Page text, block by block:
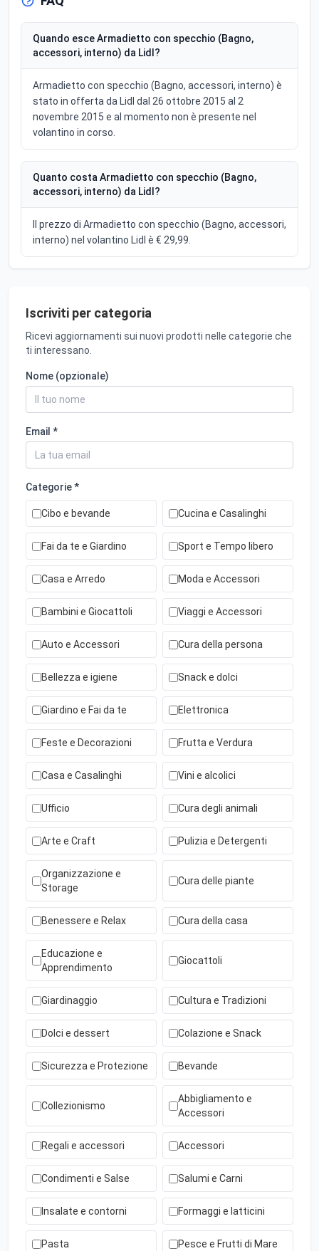
Quando esce Armadietto con specchio (Bagno,
accessori, interno) da Lidl?
Armadietto con specchio (Bagno, accessori, interno) è
stato in offerta da Lidl dal 26 ottobre 2015 al 2
novembre 2015 e al momento non è presente nel
volantino in corso.
Quanto costa Armadietto con specchio (Bagno,
accessori, interno) da Lidl?
Il prezzo di Armadietto con specchio (Bagno, accessori,
interno) nel volantino Lidl è € 29,99.
Iscriviti per categoria
Ricevi aggiornamenti sui nuovi prodotti nelle categorie che
ti interessano.
Nome (opzionale)
Email *
Categorie *
Cibo e bevande Cucina e Casalinghi
Fai da te e Giardino Sport e Tempo libero
Casa e Arredo Moda e Accessori
Bambini e Giocattoli Viaggi e Accessori
Auto e Accessori Cura della persona
Bellezza e igiene Snack e dolci
Giardino e Fai da te Elettronica
Feste e Decorazioni Frutta e Verdura
Casa e Casalinghi Vini e alcolici
Ufficio Cura degli animali
Arte e Craft Pulizia e Detergenti
Organizzazione e
Storage
Cura delle piante
Benessere e Relax Cura della casa
Educazione e
Apprendimento
Giocattoli
Giardinaggio Cultura e Tradizioni
Dolci e dessert Colazione e Snack
Sicurezza e Protezione Bevande
Collezionismo
Abbigliamento e
Accessori
Regali e accessori Accessori
Condimenti e Salse Salumi e Carni
Insalate e contorni Formaggi e latticini
Pasta Pesce e Frutti di Mare